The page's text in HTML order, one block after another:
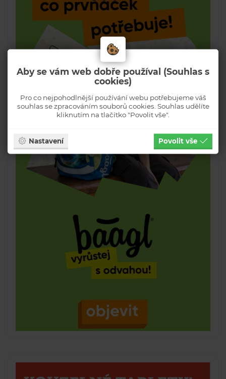
Aby se vám web dobře používal (Souhlas s
cookies)
Pro co nejpohodlnější používání webu potřebujeme váš
souhlas se zpracováním souborů cookies. Souhlas udělíte
kliknutím na tlačítko "Povolit vše".
Nastavení Povolit vše